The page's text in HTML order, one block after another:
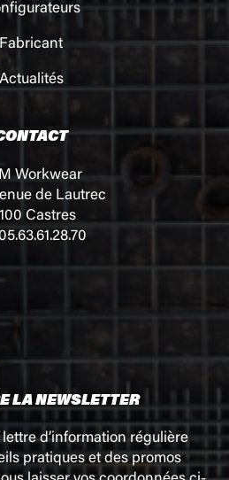
Fabricant
Actualités
Workwear
de Lautrec
Castres
LA NEWSLETTER
d’information régulière
pratiques et des promos